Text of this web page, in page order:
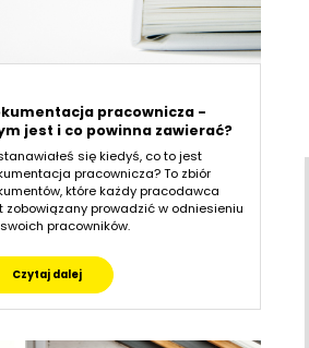
pracownicza -
jest i co powinna zawierać?
się kiedyś, co to jest
pracownicza? To zbiór
które każdy pracodawca
zobowiązany prowadzić w odniesieniu
pracowników.
Czytaj dalej